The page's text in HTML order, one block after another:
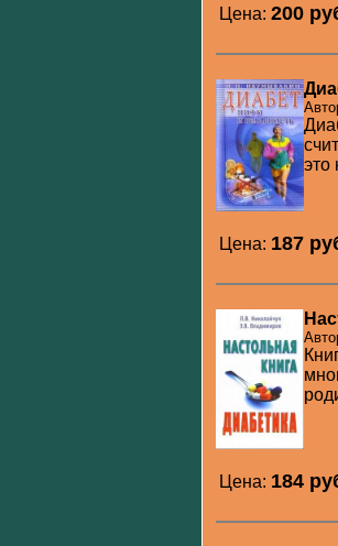
Цена: 200
это
Цена: 187
Цена: 184